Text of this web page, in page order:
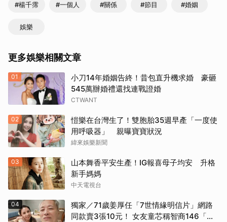
#楊千霈 #一個人 #關係 #節目 #婚姻
娛樂
更多娛樂相關文章
01
小刀14年婚姻告終！昔包直升機求婚 豪砸
545萬辦婚禮還找連戰證婚
CTWANT
02
愷樂在台灣生了！雙胞胎35週早產「一度使
用呼吸器」 親曝寶寶狀況
緯來娛樂新聞
03
山本舞香平安生產！IG報喜母子均安 升格
新手媽媽
中天電視台
04
獨家／71歲姜厚任「7世情緣明信片」網路
同款賣3張10元！ 女友童芯稱智商146「台